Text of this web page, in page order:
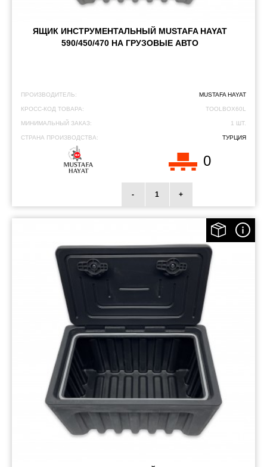
ЯЩИК ИНСТРУМЕНТАЛЬНЫЙ MUSTAFA HAYAT
590/450/470 НА ГРУЗОВЫЕ АВТО
ПРОИЗВОДИТЕЛЬ: MUSTAFA HAYAT
КРОСС-КОД ТОВАРА: TOOLBOX60L
МИНИМАЛЬНЫЙ ЗАКАЗ: 1 ШТ.
СТРАНА ПРОИЗВОДСТВА: ТУРЦИЯ
0
- +